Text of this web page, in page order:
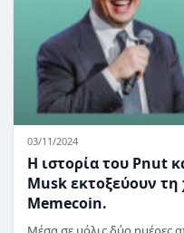
03/11/2024
Η ιστορία του Pnut
Musk εκτοξεύουν τη
Memecoin.